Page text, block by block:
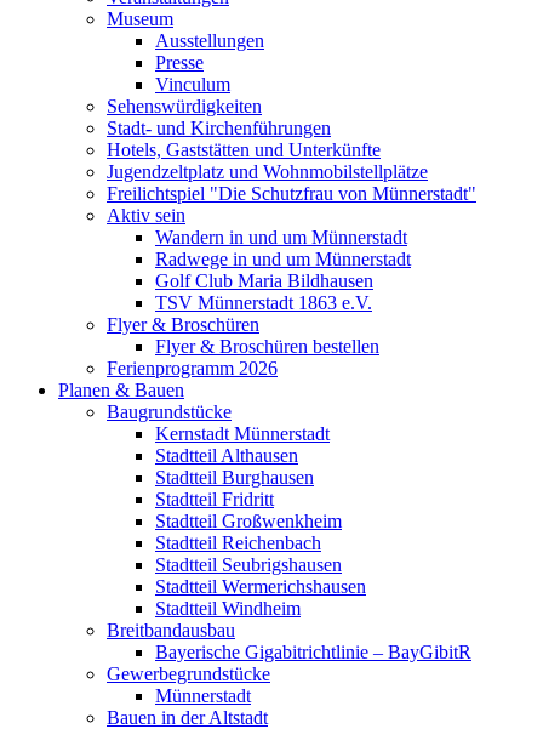
Museum
Ausstellungen
Presse
Vinculum
Sehenswürdigkeiten
Stadt- und Kirchenführungen
Hotels, Gaststätten und Unterkünfte
Jugendzeltplatz und Wohnmobilstellplätze
Freilichtspiel "Die Schutzfrau von Münnerstadt"
Aktiv sein
Wandern in und um Münnerstadt
Radwege in und um Münnerstadt
Golf Club Maria Bildhausen
TSV Münnerstadt 1863 e.V.
Flyer & Broschüren
Flyer & Broschüren bestellen
Ferienprogramm 2026
Planen & Bauen
Baugrundstücke
Kernstadt Münnerstadt
Stadtteil Althausen
Stadtteil Burghausen
Stadtteil Fridritt
Stadtteil Großwenkheim
Stadtteil Reichenbach
Stadtteil Seubrigshausen
Stadtteil Wermerichshausen
Stadtteil Windheim
Breitbandausbau
Bayerische Gigabitrichtlinie – BayGibitR
Gewerbegrundstücke
Münnerstadt
Bauen in der Altstadt